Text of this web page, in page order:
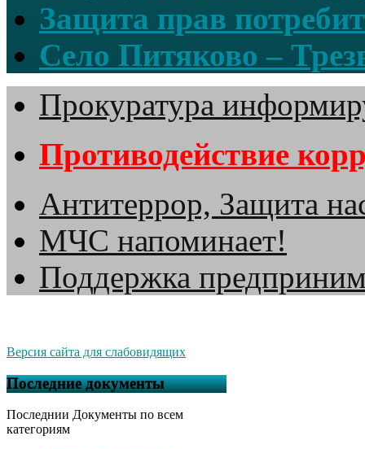
Защита прав
Село Питяково –
Прокуратура
Противодействие
Антитеррор, Защита
МЧС напоминает!
Поддержка
Версия сайта для слабовидящих
Последние документы
Последнии Документы по всем
категориям